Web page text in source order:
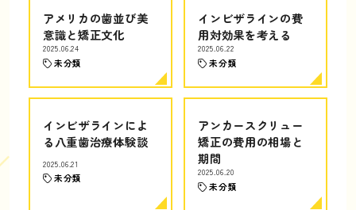
アメリカの歯並び美
意識と矯正文化
2025.06.24
未分類
インビザラインの費
用対効果を考える
2025.06.22
未分類
インビザラインによ
る八重歯治療体験談
2025.06.21
未分類
アンカースクリュー
矯正の費用の相場と
期間
2025.06.20
未分類